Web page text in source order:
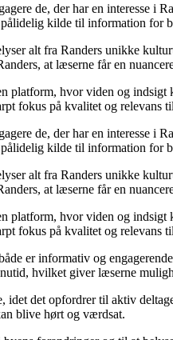
de, der har en interesse i
kilde til information for
alt fra Randers unikke
at læserne får en
hvor viden og
fokus på kvalitet og
de, der har en interesse i
kilde til information for
alt fra Randers unikke
at læserne får en
hvor viden og
fokus på kvalitet og
er informativ og
hvilket giver læserne
det opfordrer til aktiv
blive hørt og værdsat.